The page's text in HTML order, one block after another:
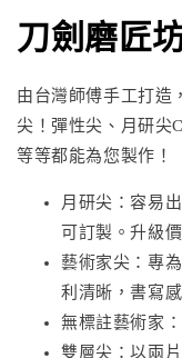
刀劍磨匠
由台灣師傅手工打造
尖！彈性尖、月研尖
等等都能為您製作！
月研尖：容易
可訂製。升級
藝術家尖：專
利清晰，書寫感
無標註藝術家
雙層尖：以兩